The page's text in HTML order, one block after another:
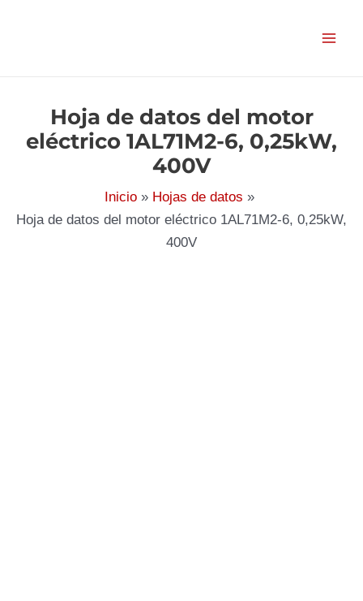
Hoja de datos del motor
eléctrico 1AL71M2-6, 0,25kW,
400V
Inicio
Hojas de datos
Hoja de datos del motor eléctrico 1AL71M2-6, 0,25kW,
400V